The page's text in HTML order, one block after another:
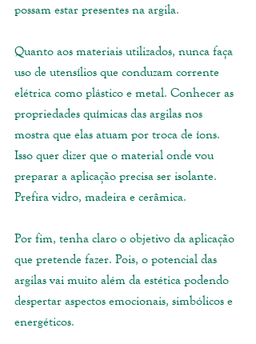
possam estar presentes na argila.
Quanto aos materiais utilizados, nunca faça
uso de utensílios que conduzam corrente
elétrica como plástico e metal. Conhecer as
propriedades químicas das argilas nos
mostra que elas atuam por troca de íons.
Isso quer dizer que o material onde vou
preparar a aplicação precisa ser isolante.
Prefira vidro, madeira e cerâmica.
Por fim, tenha claro o objetivo da aplicação
que pretende fazer. Pois, o potencial das
argilas vai muito além da estética podendo
despertar aspectos emocionais, simbólicos e
energéticos.